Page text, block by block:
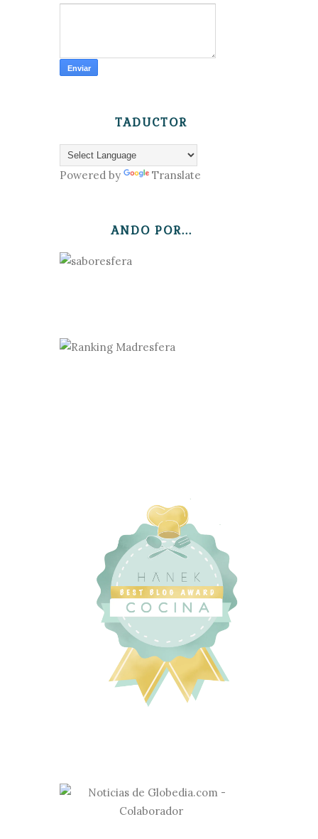
TADUCTOR
Powered by Translate
ANDO POR...